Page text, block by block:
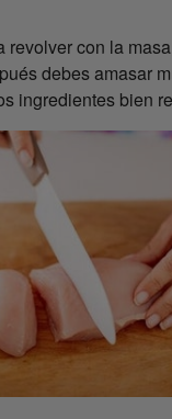
revolver con la
debes amasar
ingredientes bien